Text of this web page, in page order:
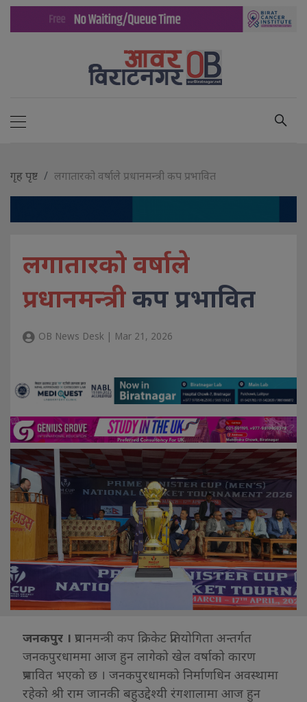
गृह पृष्ट लगातारको वर्षाले प्रधानमन्त्री कप प्रभावित
लगातारको वर्षाले
प्रधानमन्त्रीकप प्रभावित
OB News Desk | Mar 21, 2026
जनकपुर । प्रधानमन्त्री कप क्रिकेट प्रतियोगिता अन्तर्गत
जनकपुरधाममा आज हुन लागेको खेल वर्षाको कारण
प्रभावित भएको छ । जनकपुरधामको निर्माणधिन अवस्थामा
रहेको श्री राम जानकी बहुउद्देश्यी रंगशालामा आज हुन